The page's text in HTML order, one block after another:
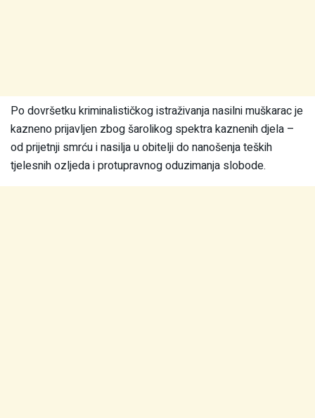
Po dovršetku kriminalističkog istraživanja nasilni muškarac je
kazneno prijavljen zbog šarolikog spektra kaznenih djela –
od prijetnji smrću i nasilja u obitelji do nanošenja teških
tjelesnih ozljeda i protupravnog oduzimanja slobode.